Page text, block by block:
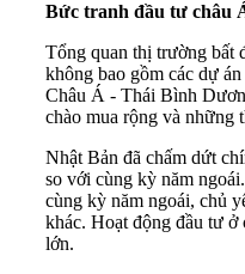
Bức tranh đầu tư châu
Tổng quan thị trường bất
không bao gồm các dự
Châu Á - Thái Bình
chào mua rộng và những
Nhật Bản đã chấm dứt
so với cùng kỳ năm
cùng kỳ năm ngoái, chủ
khác. Hoạt động đầu tư ở
lớn.